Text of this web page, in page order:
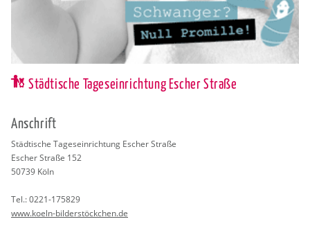
Städtische Tageseinrichtung Escher Straße
An­schrift
Städ­ti­sche Ta­ges­ein­rich­tung Escher Stra­ße
Escher Stra­ße 152
50739 Köln
Tel.:0221-175829
www.​koeln-bil­der­stöck­chen.de